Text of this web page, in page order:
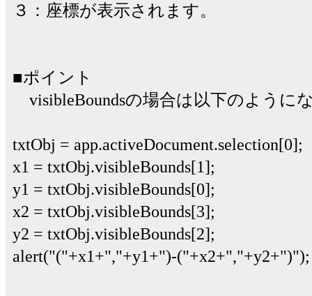
３：座標が表示されます。
■ポイント
visibleBoundsの場合は以下のように
txtObj = app.activeDocument.selection[0];
x1 = txtObj.visibleBounds[1];
y1 = txtObj.visibleBounds[0];
x2 = txtObj.visibleBounds[3];
y2 = txtObj.visibleBounds[2];
alert("("+x1+","+y1+")-("+x2+","+y2+")");